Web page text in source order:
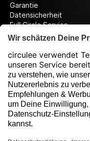
Garantie
Datensicherheit
Full Circle Service
Folge uns auf
Ausgezeichnet durch